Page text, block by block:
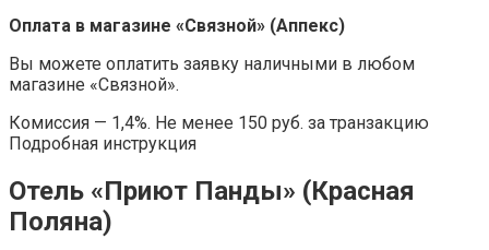
Оплата в магазине «Связной» (Аппекс)
Вы можете оплатить заявку наличными в любом
магазине «Связной».
Комиссия — 1,4%. Не менее 150 руб. за транзакцию
Подробная инструкция
Отель «Приют Панды» (Красная
Поляна)